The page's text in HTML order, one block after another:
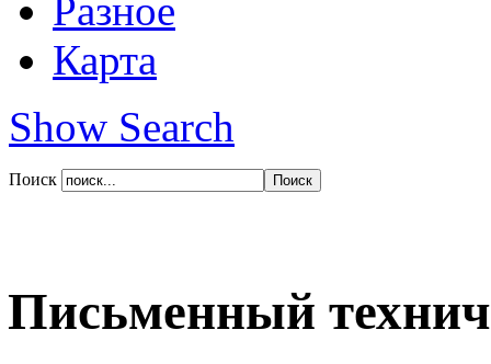
Разное
Карта
Show Search
Поиск
Письменный